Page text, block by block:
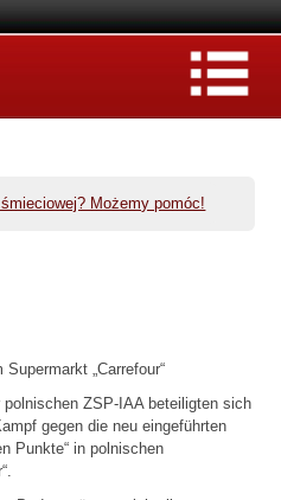
Możemy pomóc!
„Carrefour“
ZSP-IAA beteiligten sich
gegen die neu eingeführten
Punkte“ in polnischen